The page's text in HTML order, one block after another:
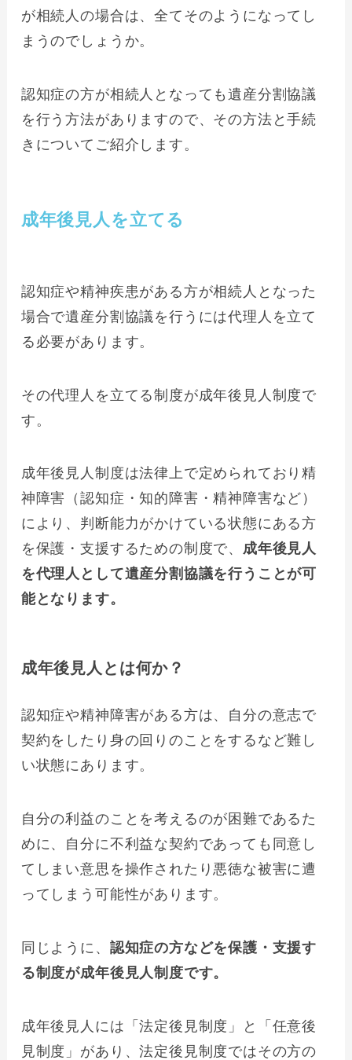
が相続人の場合は、全てそのようになってし
まうのでしょうか。
認知症の方が相続人となっても遺産分割協議
を行う方法がありますので、その方法と手続
きについてご紹介します。
成年後見人を立てる
認知症や精神疾患がある方が相続人となった
場合で遺産分割協議を行うには代理人を立て
る必要があります。
その代理人を立てる制度が成年後見人制度で
す。
成年後見人制度は法律上で定められており精
神障害（認知症・知的障害・精神障害など）
により、判断能力がかけている状態にある方
を保護・支援するための制度で、 成年後見人
を代理人として遺産分割協議を行うことが可
能となります。
成年後見人とは何か？
認知症や精神障害がある方は、自分の意志で
契約をしたり身の回りのことをするなど難し
い状態にあります。
自分の利益のことを考えるのが困難であるた
めに、自分に不利益な契約であっても同意し
てしまい意思を操作されたり悪徳な被害に遭
ってしまう可能性があります。
同じように、 認知症の方などを保護・支援す
る制度が成年後見人制度です。
成年後見人には「法定後見制度」と「任意後
見制度」があり、法定後見制度ではその方の